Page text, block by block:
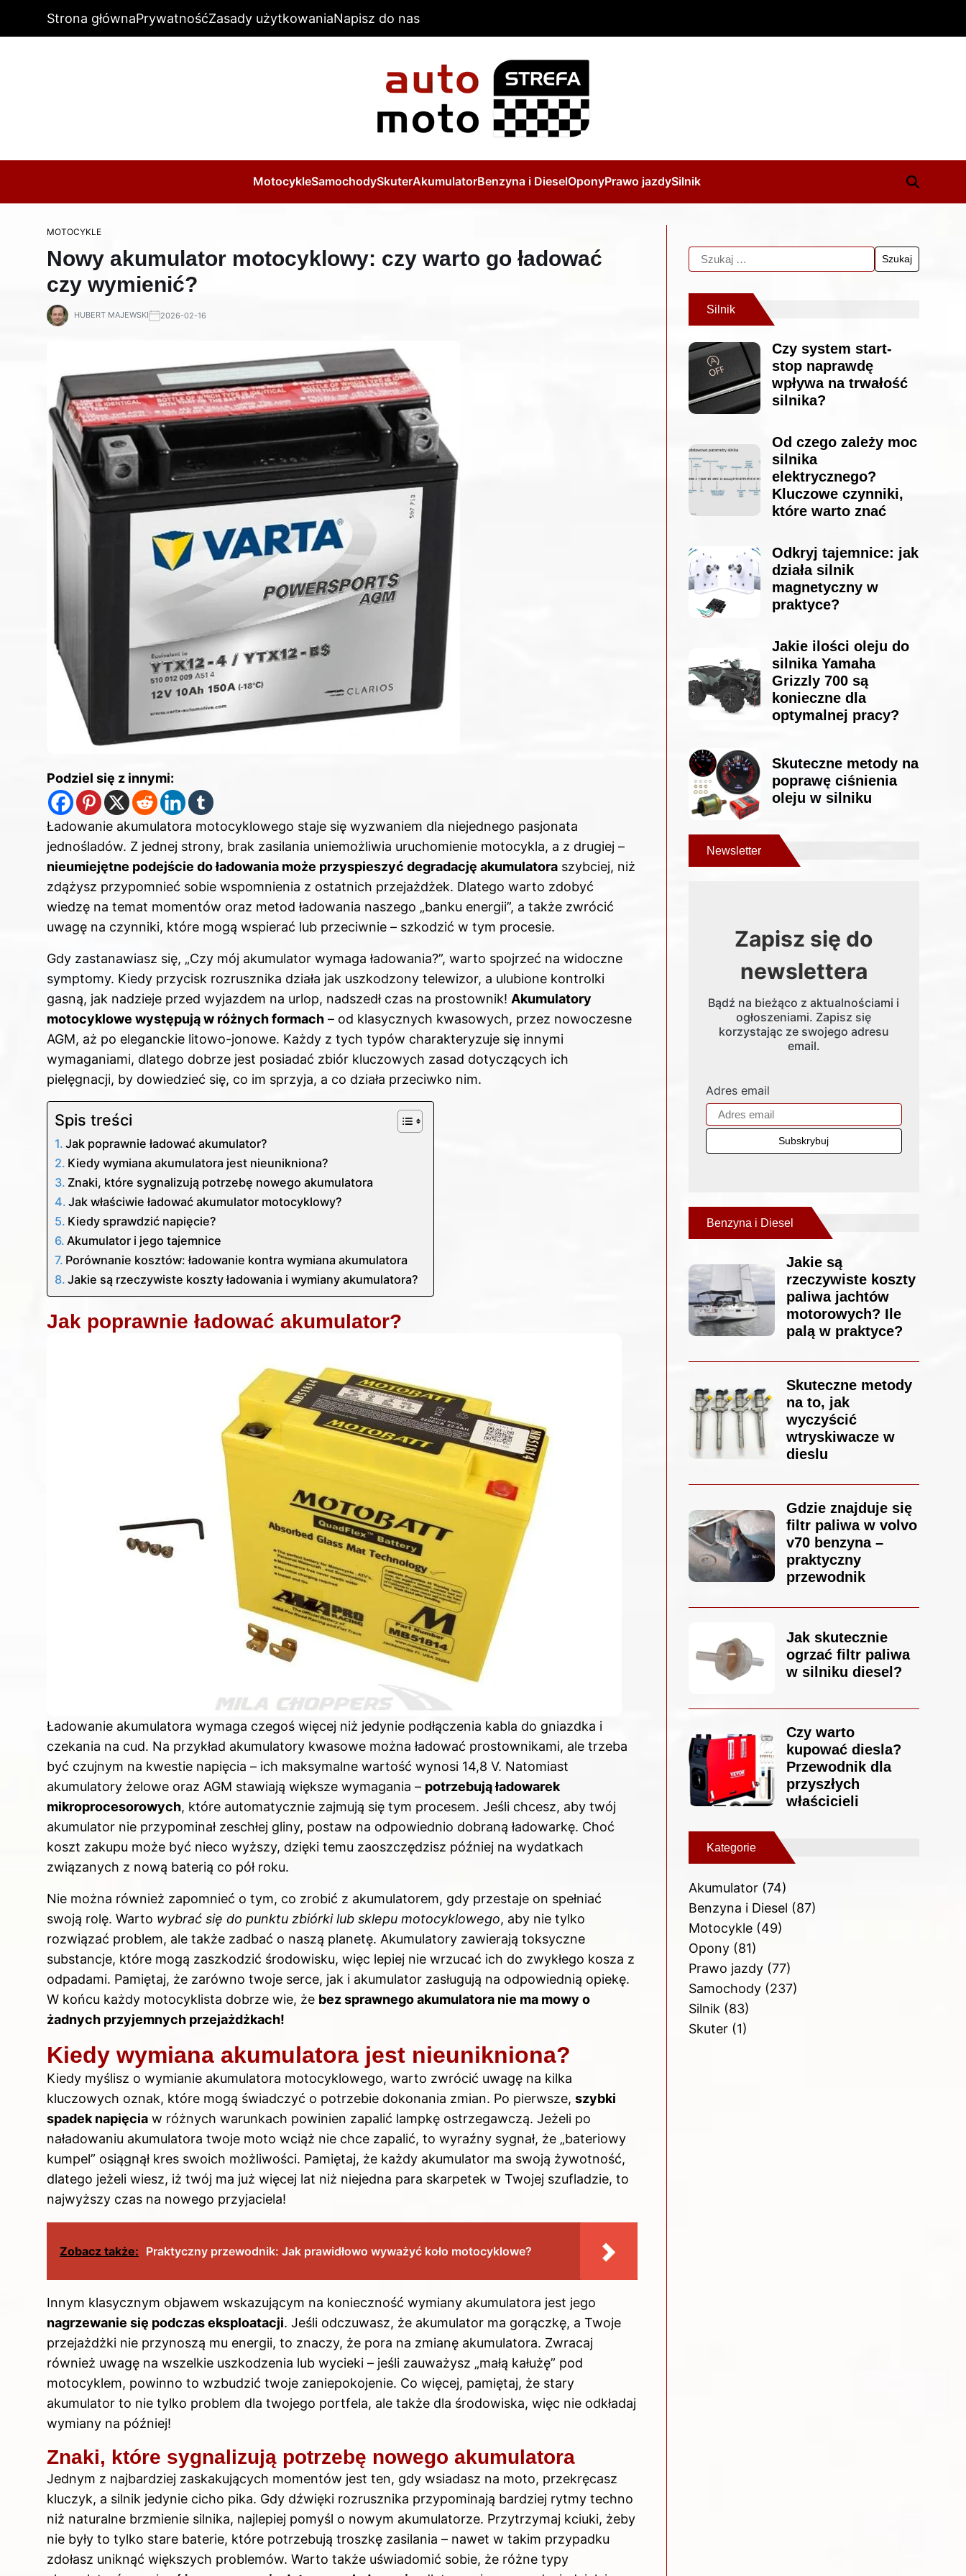
Strona głównaPrywatnośćZasady użytkowaniaNapisz do nas
MotocykleSamochodySkuterAkumulatorBenzyna i DieselOponyPrawo jazdySilnik
MOTOCYKLE
Nowy akumulator motocyklowy: czy warto go ładować
czy wymienić?
HUBERT MAJEWSKI 2026-02-16
Podziel się z innymi:
Ładowanie akumulatora motocyklowego staje się wyzwaniem dla niejednego pasjonata
jednośladów. Z jednej strony, brak zasilania uniemożliwia uruchomienie motocykla, a z drugiej –
nieumiejętne podejście do ładowania może przyspieszyć degradację akumulatora szybciej, niż
zdążysz przypomnieć sobie wspomnienia z ostatnich przejażdżek. Dlatego warto zdobyć
wiedzę na temat momentów oraz metod ładowania naszego „banku energii”, a także zwrócić
uwagę na czynniki, które mogą wspierać lub przeciwnie – szkodzić w tym procesie.
Gdy zastanawiasz się, „Czy mój akumulator wymaga ładowania?”, warto spojrzeć na widoczne
symptomy. Kiedy przycisk rozrusznika działa jak uszkodzony telewizor, a ulubione kontrolki
gasną, jak nadzieje przed wyjazdem na urlop, nadszedł czas na prostownik! Akumulatory
motocyklowe występują w różnych formach – od klasycznych kwasowych, przez nowoczesne
AGM, aż po eleganckie litowo-jonowe. Każdy z tych typów charakteryzuje się innymi
wymaganiami, dlatego dobrze jest posiadać zbiór kluczowych zasad dotyczących ich
pielęgnacji, by dowiedzieć się, co im sprzyja, a co działa przeciwko nim.
Spis treści
Jak poprawnie ładować akumulator?
Kiedy wymiana akumulatora jest nieunikniona?
Znaki, które sygnalizują potrzebę nowego akumulatora
Jak właściwie ładować akumulator motocyklowy?
Kiedy sprawdzić napięcie?
Akumulator i jego tajemnice
Porównanie kosztów: ładowanie kontra wymiana akumulatora
Jakie są rzeczywiste koszty ładowania i wymiany akumulatora?
Jak poprawnie ładować akumulator?
Ładowanie akumulatora wymaga czegoś więcej niż jedynie podłączenia kabla do gniazdka i
czekania na cud. Na przykład akumulatory kwasowe można ładować prostownikami, ale trzeba
być czujnym na kwestie napięcia – ich maksymalne wartość wynosi 14,8 V. Natomiast
akumulatory żelowe oraz AGM stawiają większe wymagania – potrzebują ładowarek
mikroprocesorowych, które automatycznie zajmują się tym procesem. Jeśli chcesz, aby twój
akumulator nie przypominał zeschłej gliny, postaw na odpowiednio dobraną ładowarkę. Choć
koszt zakupu może być nieco wyższy, dzięki temu zaoszczędzisz później na wydatkach
związanych z nową baterią co pół roku.
Nie można również zapomnieć o tym, co zrobić z akumulatorem, gdy przestaje on spełniać
swoją rolę. Warto wybrać się do punktu zbiórki lub sklepu motocyklowego, aby nie tylko
rozwiązać problem, ale także zadbać o naszą planetę. Akumulatory zawierają toksyczne
substancje, które mogą zaszkodzić środowisku, więc lepiej nie wrzucać ich do zwykłego kosza z
odpadami. Pamiętaj, że zarówno twoje serce, jak i akumulator zasługują na odpowiednią opiekę.
W końcu każdy motocyklista dobrze wie, że bez sprawnego akumulatora nie ma mowy o
żadnych przyjemnych przejażdżkach!
Kiedy wymiana akumulatora jest nieunikniona?
Kiedy myślisz o wymianie akumulatora motocyklowego, warto zwrócić uwagę na kilka
kluczowych oznak, które mogą świadczyć o potrzebie dokonania zmian. Po pierwsze, szybki
spadek napięcia w różnych warunkach powinien zapalić lampkę ostrzegawczą. Jeżeli po
naładowaniu akumulatora twoje moto wciąż nie chce zapalić, to wyraźny sygnał, że „bateriowy
kumpel” osiągnął kres swoich możliwości. Pamiętaj, że każdy akumulator ma swoją żywotność,
dlatego jeżeli wiesz, iż twój ma już więcej lat niż niejedna para skarpetek w Twojej szufladzie, to
najwyższy czas na nowego przyjaciela!
Zobacz także: Praktyczny przewodnik: Jak prawidłowo wyważyć koło motocyklowe?
Innym klasycznym objawem wskazującym na konieczność wymiany akumulatora jest jego
nagrzewanie się podczas eksploatacji. Jeśli odczuwasz, że akumulator ma gorączkę, a Twoje
przejażdżki nie przynoszą mu energii, to znaczy, że pora na zmianę akumulatora. Zwracaj
również uwagę na wszelkie uszkodzenia lub wycieki – jeśli zauważysz „małą kałużę” pod
motocyklem, powinno to wzbudzić twoje zaniepokojenie. Co więcej, pamiętaj, że stary
akumulator to nie tylko problem dla twojego portfela, ale także dla środowiska, więc nie odkładaj
wymiany na później!
Znaki, które sygnalizują potrzebę nowego akumulatora
Jednym z najbardziej zaskakujących momentów jest ten, gdy wsiadasz na moto, przekręcasz
kluczyk, a silnik jedynie cicho pika. Gdy dźwięki rozrusznika przypominają bardziej rytmy techno
niż naturalne brzmienie silnika, najlepiej pomyśl o nowym akumulatorze. Przytrzymaj kciuki, żeby
nie były to tylko stare baterie, które potrzebują troszkę zasilania – nawet w takim przypadku
zdołasz uniknąć większych problemów. Warto także uświadomić sobie, że różne typy
Silnik
Czy system start-
stop naprawdę
wpływa na trwałość
silnika?
Od czego zależy moc
silnika
elektrycznego?
Kluczowe czynniki,
które warto znać
Odkryj tajemnice: jak
działa silnik
magnetyczny w
praktyce?
Jakie ilości oleju do
silnika Yamaha
Grizzly 700 są
konieczne dla
optymalnej pracy?
Skuteczne metody na
poprawę ciśnienia
oleju w silniku
Newsletter
Zapisz się do
newslettera
Bądź na bieżąco z aktualnościami i
ogłoszeniami. Zapisz się
korzystając ze swojego adresu
email.
Adres email
Benzyna i Diesel
Jakie są
rzeczywiste koszty
paliwa jachtów
motorowych? Ile
palą w praktyce?
Skuteczne metody
na to, jak
wyczyścić
wtryskiwacze w
dieslu
Gdzie znajduje się
filtr paliwa w volvo
v70 benzyna –
praktyczny
przewodnik
Jak skutecznie
ogrzać filtr paliwa
w silniku diesel?
Czy warto
kupować diesla?
Przewodnik dla
przyszłych
właścicieli
Kategorie
Akumulator(74)
Benzyna i Diesel (87)
Motocykle(49)
Opony(81)
Prawo jazdy(77)
Samochody(237)
Silnik(83)
Skuter(1)